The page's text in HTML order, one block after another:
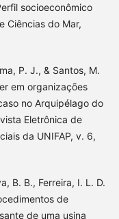
socioeconômico
Ciências do Mar,
P. J., & Santos, M.
em organizações
no Arquipélago do
Eletrônica de
da UNIFAP, v. 6,
B. B., Ferreira, I. L. D.
de
de uma usina